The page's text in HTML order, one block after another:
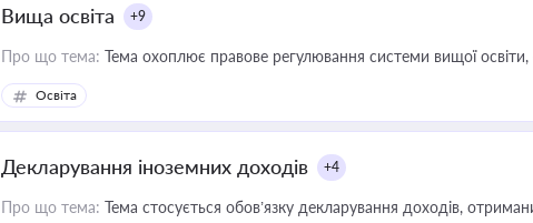
Вища освіта +9
Про що тема: Тема охоплює правове регулювання системи вищої освіти,
Освіта
Декларування іноземних доходів +4
Про що тема: Тема стосується обов’язку декларування доходів,